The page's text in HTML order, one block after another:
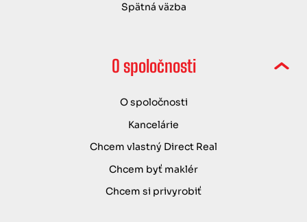
Spätná väzba
O spoločnosti
O spoločnosti
Kancelárie
Chcem vlastný Direct Real
Chcem byť maklér
Chcem si privyrobiť